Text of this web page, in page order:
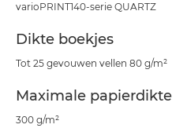
varioPRINT140-serie QUARTZ
Dikte boekjes
Tot 25 gevouwen vellen 80 g/m²
Maximale papierdikte
300 g/m²